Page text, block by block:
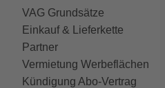
VAG Grundsätze
Einkauf & Lieferkette
Partner
Vermietung Werbeflächen
Kündigung Abo-Vertrag